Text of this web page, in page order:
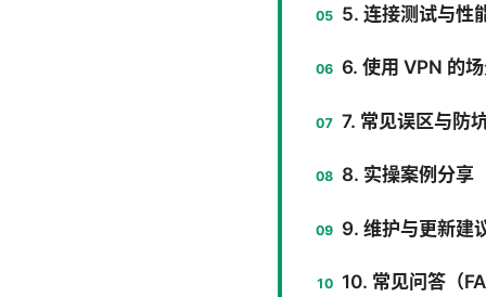
5. 连接测试与性
6. 使用 VPN 的
7. 常见误区与防
8. 实操案例分享
9. 维护与更新建
10. 常见问答（